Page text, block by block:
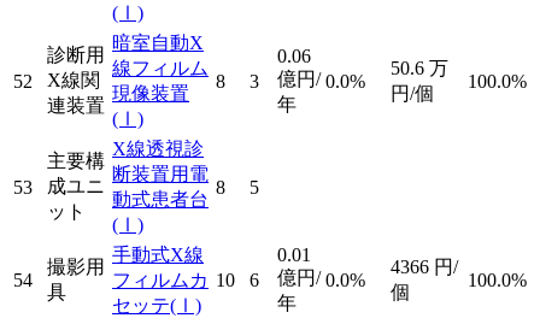
(Ⅰ)
52
診断用
X線関
連装置
暗室自動X
線フィルム
現像装置
(Ⅰ)
8 3
0.06
億円/
年
0.0%
50.6 万
円/個
100.0%
53
主要構
成ユニ
ット
X線透視診
断装置用電
動式患者台
(Ⅰ)
8 5
54
撮影用
具
手動式X線
フィルムカ
セッテ(Ⅰ)
10 6
0.01
億円/
年
0.0%
4366 円/
個
100.0%